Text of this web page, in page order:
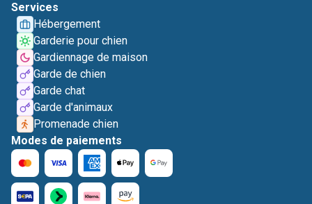
Services
Hébergement
Garderie pour chien
Gardiennage de maison
Garde de chien
Garde chat
Garde d'animaux
Promenade chien
Modes de paiements